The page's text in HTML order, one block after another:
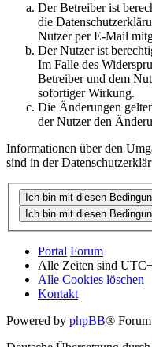
Der Betreiber ist
die
Nutzer per E-Mail
Der Nutzer ist
Im Falle des
Betreiber und dem
sofortiger Wirkung.
Die Änderungen
der Nutzer den
Informationen über den
sind in der
Portal Forum
Alle Zeiten sind
Alle Cookies löschen
Kontakt
Powered by phpBB®